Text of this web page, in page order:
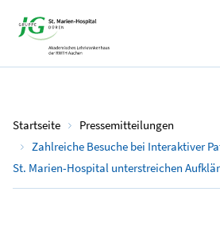
Startseite
Pressemitteilungen
Zahlreiche Besuche bei Interaktiver
St. Marien-Hospital unterstreichen